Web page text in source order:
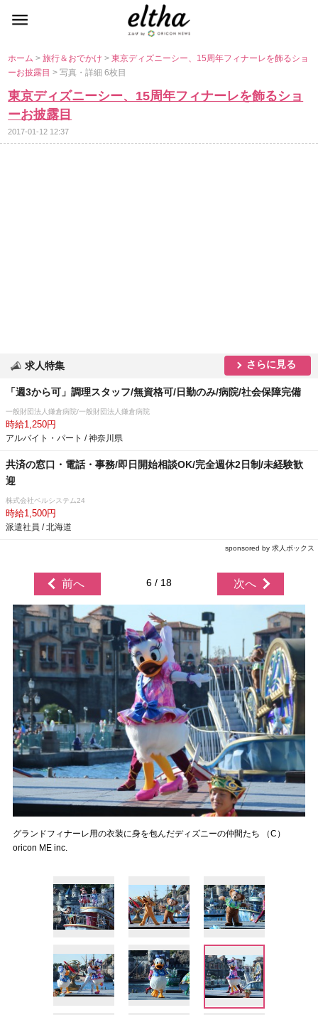
ホーム>旅行＆おでかけ>東京ディズニーシー、15周年フィナーレを飾るショ
ーお披露目> 写真・詳細 6枚目
東京ディズニーシー、15周年フィナーレを飾るショ
ーお披露目
2017-01-12 12:37
求人特集 さらに見る
「週3から可」調理スタッフ/無資格可/日勤のみ/病院/社会保障完備
一般財団法人鎌倉病院/一般財団法人鎌倉病院
時給1,250円
アルバイト・パート / 神奈川県
共済の窓口・電話・事務/即日開始相談OK/完全週休2日制/未経験歓
迎
株式会社ベルシステム24
時給1,500円
派遣社員 / 北海道
sponsored by 求人ボックス
前へ 6 / 18 次へ
グランドフィナーレ用の衣装に身を包んだディズニーの仲間たち （C）
oricon ME inc.